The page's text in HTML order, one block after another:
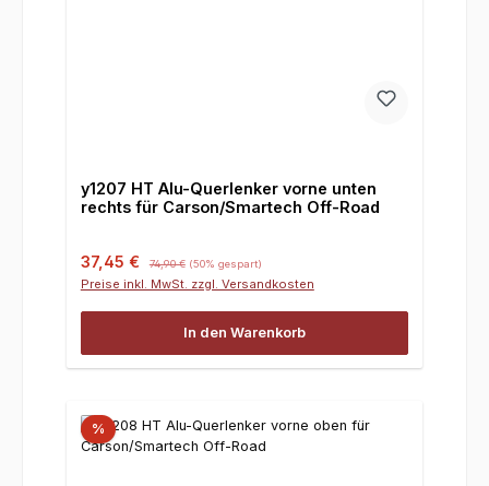
y1207 HT Alu-Querlenker vorne unten
rechts für Carson/Smartech Off-Road
Verkaufspreis:
37,45 € 74,90 € (50% gespart)
Preise inkl. MwSt. zzgl. Versandkosten
In den Warenkorb
%